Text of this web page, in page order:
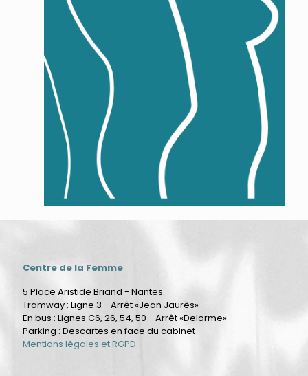
Centre de la Femme
5 Place Aristide Briand - Nantes.
Tramway : Ligne 3 - Arrêt «Jean Jaurès»
En bus : Lignes C6, 26, 54, 50 - Arrêt «Delorme»
Parking : Descartes en face du cabinet
Mentions légales et RGPD